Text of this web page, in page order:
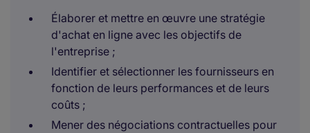
Élaborer et mettre en œuvre une stratégie
d'achat en ligne avec les objectifs de
l'entreprise ;
Identifier et sélectionner les fournisseurs en
fonction de leurs performances et de leurs
coûts ;
Mener des négociations contractuelles pour